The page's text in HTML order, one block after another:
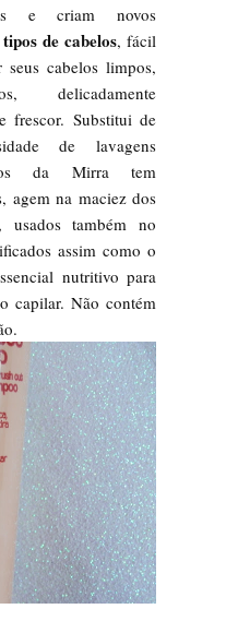
e criam novos
de cabelos, fácil
cabelos limpos,
delicadamente
frescor. Substitui de
de lavagens
da Mirra tem
agem na maciez dos
usados também no
assim como o
nutritivo para
capilar. Não contém